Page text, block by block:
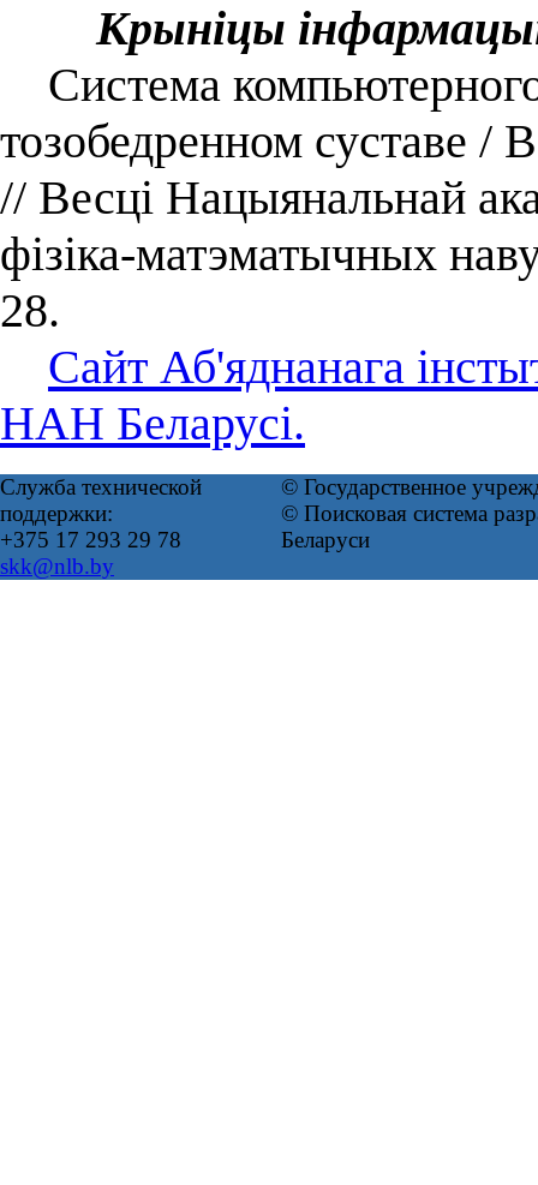
Крыніцы
Система
тозобедренном суставе
// Весці Нацыянальнай
фізіка-матэматычных
28.
Сайт Аб'яднанага
НАН Беларусі.
Служба технической
поддержки:
+375 17 293 29 78
skk@nlb.by
© Государственное
© Поисковая система
Беларуси